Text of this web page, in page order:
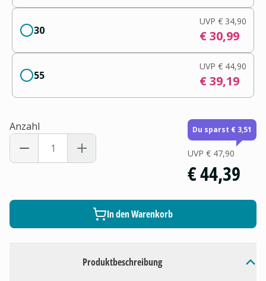
Produktbeschreibung
30
UVP € 34,90
€ 30,99
55
UVP € 44,90
€ 39,19
Anzahl Du sparst € 3,51
UVP € 47,90
€ 44,39
In den Warenkorb